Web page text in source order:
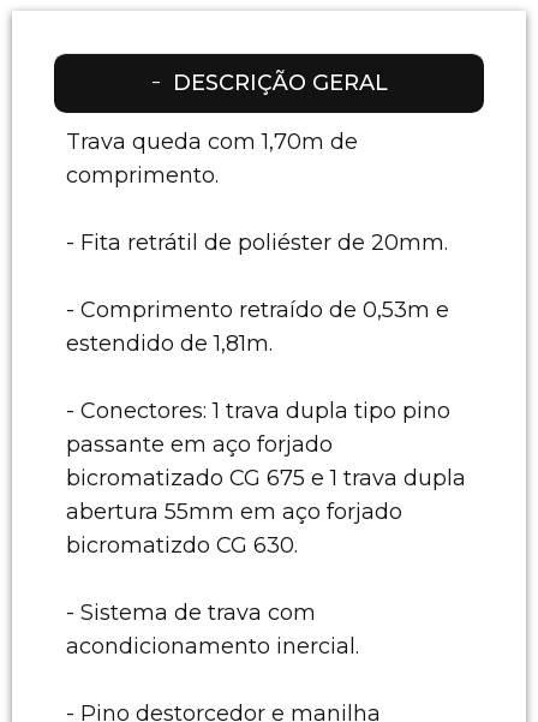
DESCRIÇÃO GERAL
Trava queda com 1,70m de
comprimento.
- Fita retrátil de poliéster de 20mm.
- Comprimento retraído de 0,53m e
estendido de 1,81m.
- Conectores: 1 trava dupla tipo pino
passante em aço forjado
bicromatizado CG 675 e 1 trava dupla
abertura 55mm em aço forjado
bicromatizdo CG 630.
- Sistema de trava com
acondicionamento inercial.
- Pino destorcedor e manilha